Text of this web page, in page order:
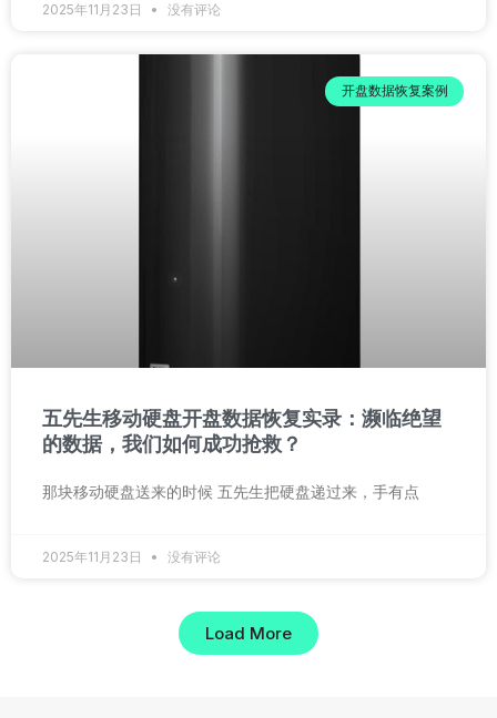
2025年11月23日 没有评论
开盘数据恢复案例
五先生移动硬盘开盘数据恢复实录：濒临绝望
的数据，我们如何成功抢救？
那块移动硬盘送来的时候 五先生把硬盘递过来，手有点
2025年11月23日 没有评论
Load More